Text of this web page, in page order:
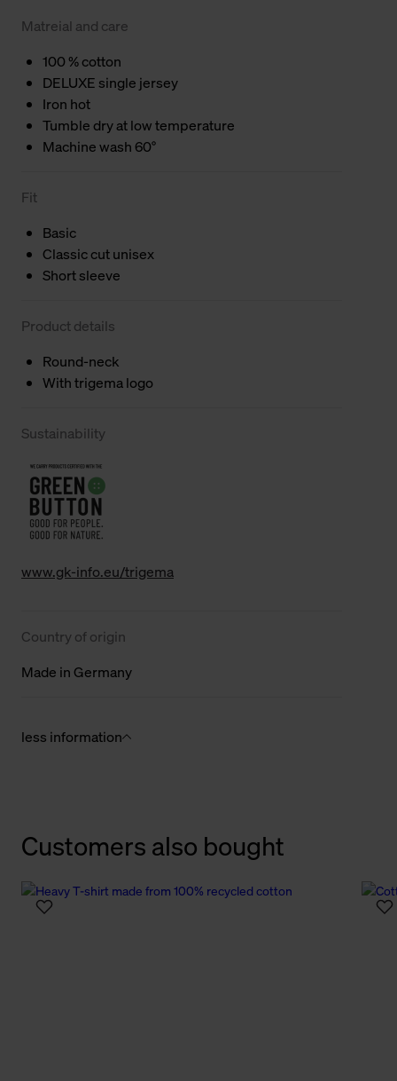
Matreial and care
100 % cotton
DELUXE single jersey
Iron hot
Tumble dry at low temperature
Machine wash 60°
Fit
Basic
Classic cut unisex
Short sleeve
Product details
Round-neck
With trigema logo
Sustainability
www.gk-info.eu/trigema
Country of origin
Made in Germany
less information
Customers also bought